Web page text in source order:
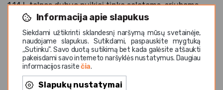
Informacija apie slapukus
Siekdami užtikrinti sklandesnį naršymą mūsų svetainėje,
naudojame slapukus. Sutikdami, paspauskite mygtuką
,,Sutinku". Savo duotą sutikimą bet kada galėsite atšaukti
pakeisdami savo interneto naršyklės nustatymus. Daugiau
informacijos rasitečia.
Slapukų nustatymai
1,14 L talpos dubuo puikiai tinka salotoms, sriuboms,
makaronų patiekalams, vaisiams ar serviravimui
dalijimuisi. Dubuo pasižymi atsparumu dėmėms, geru
šilumos išlaikymu bei atsparumu temperatūrų
pokyčiams. Tinka naudoti mikrobangų krosnelėje ir
plauti indaplovėje, todėl yra praktiškas pasirinkimas tiek
namams, tiek profesionaliam HoReCa sektoriui.